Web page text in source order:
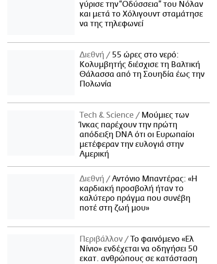
γύρισε την “Οδύσσεια” του Νόλαν
και μετά το Χόλιγουντ σταμάτησε
να της τηλεφωνεί
Διεθνή
55 ώρες στο νερό:
Κολυμβητής διέσχισε τη Βαλτική
Θάλασσα από τη Σουηδία έως την
Πολωνία
Τech & Science
Μούμιες των
Ίνκας παρέχουν την πρώτη
απόδειξη DNA ότι οι Ευρωπαίοι
μετέφεραν την ευλογιά στην
Αμερική
Διεθνή
Αντόνιο Μπαντέρας: «Η
καρδιακή προσβολή ήταν το
καλύτερο πράγμα που συνέβη
ποτέ στη ζωή μου»
Περιβάλλον
Το φαινόμενο «Ελ
Νίνιο» ενδέχεται να οδηγήσει 50
εκατ. ανθρώπους σε κατάσταση